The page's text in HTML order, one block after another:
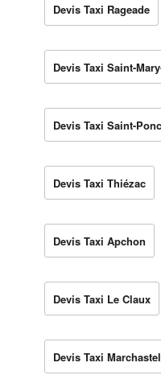
Devis Taxi Rageade
Devis Taxi Saint-
Devis Taxi Saint-
Devis Taxi Thiézac
Devis Taxi Apchon
Devis Taxi Le Claux
Devis Taxi